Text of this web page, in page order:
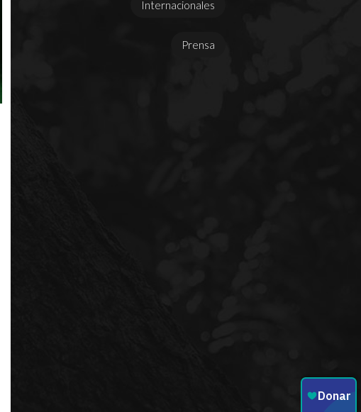
Internacionales
Prensa